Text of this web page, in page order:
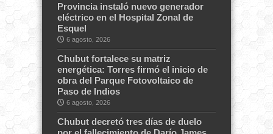
Provincia instaló nuevo generador
eléctrico en el Hospital Zonal de
Esquel
6 agosto, 2026
Chubut fortalece su matriz
energética: Torres firmó el inicio de
obra del Parque Fotovoltaico de
Paso de Indios
6 agosto, 2026
Chubut decretó tres días de duelo